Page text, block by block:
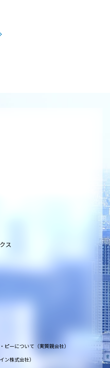
ス
ピーについて（実質親会社）
ン株式会社）